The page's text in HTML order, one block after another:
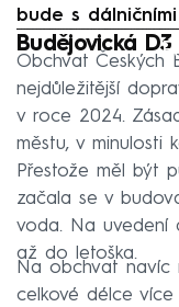
bude s
Budějovická D3
Obchvat Českých
nejdůležitější
v roce 2024.
městu, v minulosti
Přestože měl být
začala se v
voda. Na uvedení
až do letoška.
Na obchvat navíc
celkové délce